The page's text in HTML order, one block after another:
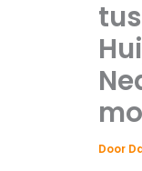
Door